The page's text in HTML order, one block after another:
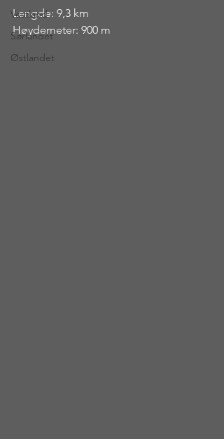
Vestland
Sørlandet
Østlandet
Lengde: 9,3 km
Høydemeter: 900 m